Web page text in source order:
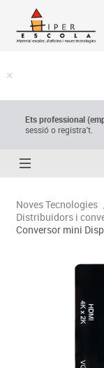
Ets professional
sessió o registra't.
Noves Tecnologies
Distribuidors i
Conversor mini